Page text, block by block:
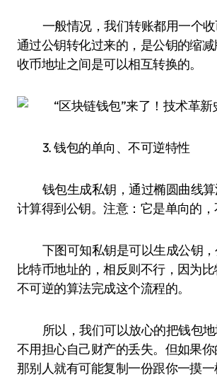
一般情况，我们转账都用一个
通过公钥转化过来的，是公钥的缩
收币地址之间是可以相互转换的。
3. 钱包的单向、不可逆特性
钱包生成私钥，通过椭圆曲线
计算得到公钥。注意：它是单向的，
下图可知私钥是可以生成公钥
比特币地址的，相反则不行，因为
不可逆的算法完成这个流程的。
所以，我们可以放心的把钱包
不用担心自己财产的丢失。但如果你
那别人就有可能复制一份跟你一摸